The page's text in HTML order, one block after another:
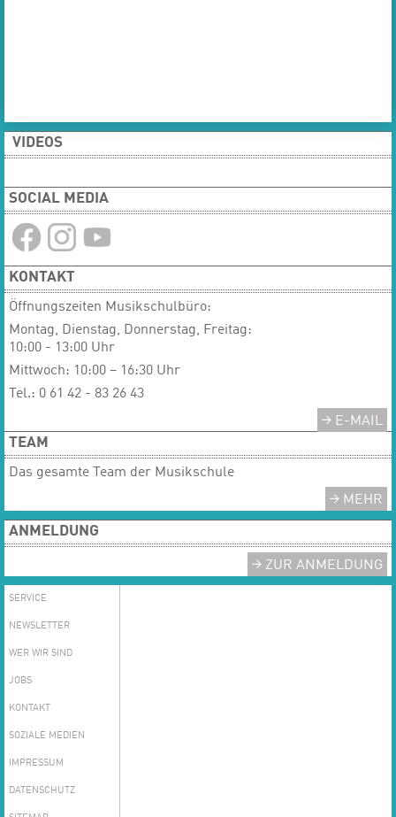
VIDEOS
SOCIAL MEDIA
KONTAKT
Öffnungszeiten Musikschulbüro:
Montag, Dienstag, Donnerstag, Freitag:
10:00 - 13:00 Uhr
Mittwoch: 10:00 – 16:30 Uhr
Tel.: 0 61 42 - 83 26 43
E-MAIL
TEAM
Das gesamte Team der Musikschule
MEHR
ANMELDUNG
ZUR ANMELDUNG
SERVICE
NEWSLETTER
WER WIR SIND
JOBS
KONTAKT
SOZIALE MEDIEN
IMPRESSUM
DATENSCHUTZ